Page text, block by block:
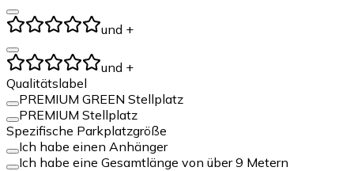
und +
und +
Qualitätslabel
PREMIUM GREEN Stellplatz
PREMIUM Stellplatz
Spezifische Parkplatzgröße
Ich habe einen Anhänger
Ich habe eine Gesamtlänge von über 9 Metern